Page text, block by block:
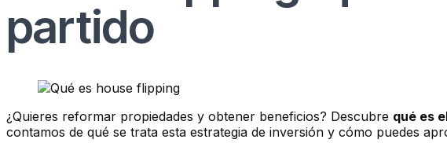
partido
¿Quieres reformar propiedades y obtener beneficios? Descubre qué es
contamos de qué se trata esta estrategia de inversión y cómo puedes